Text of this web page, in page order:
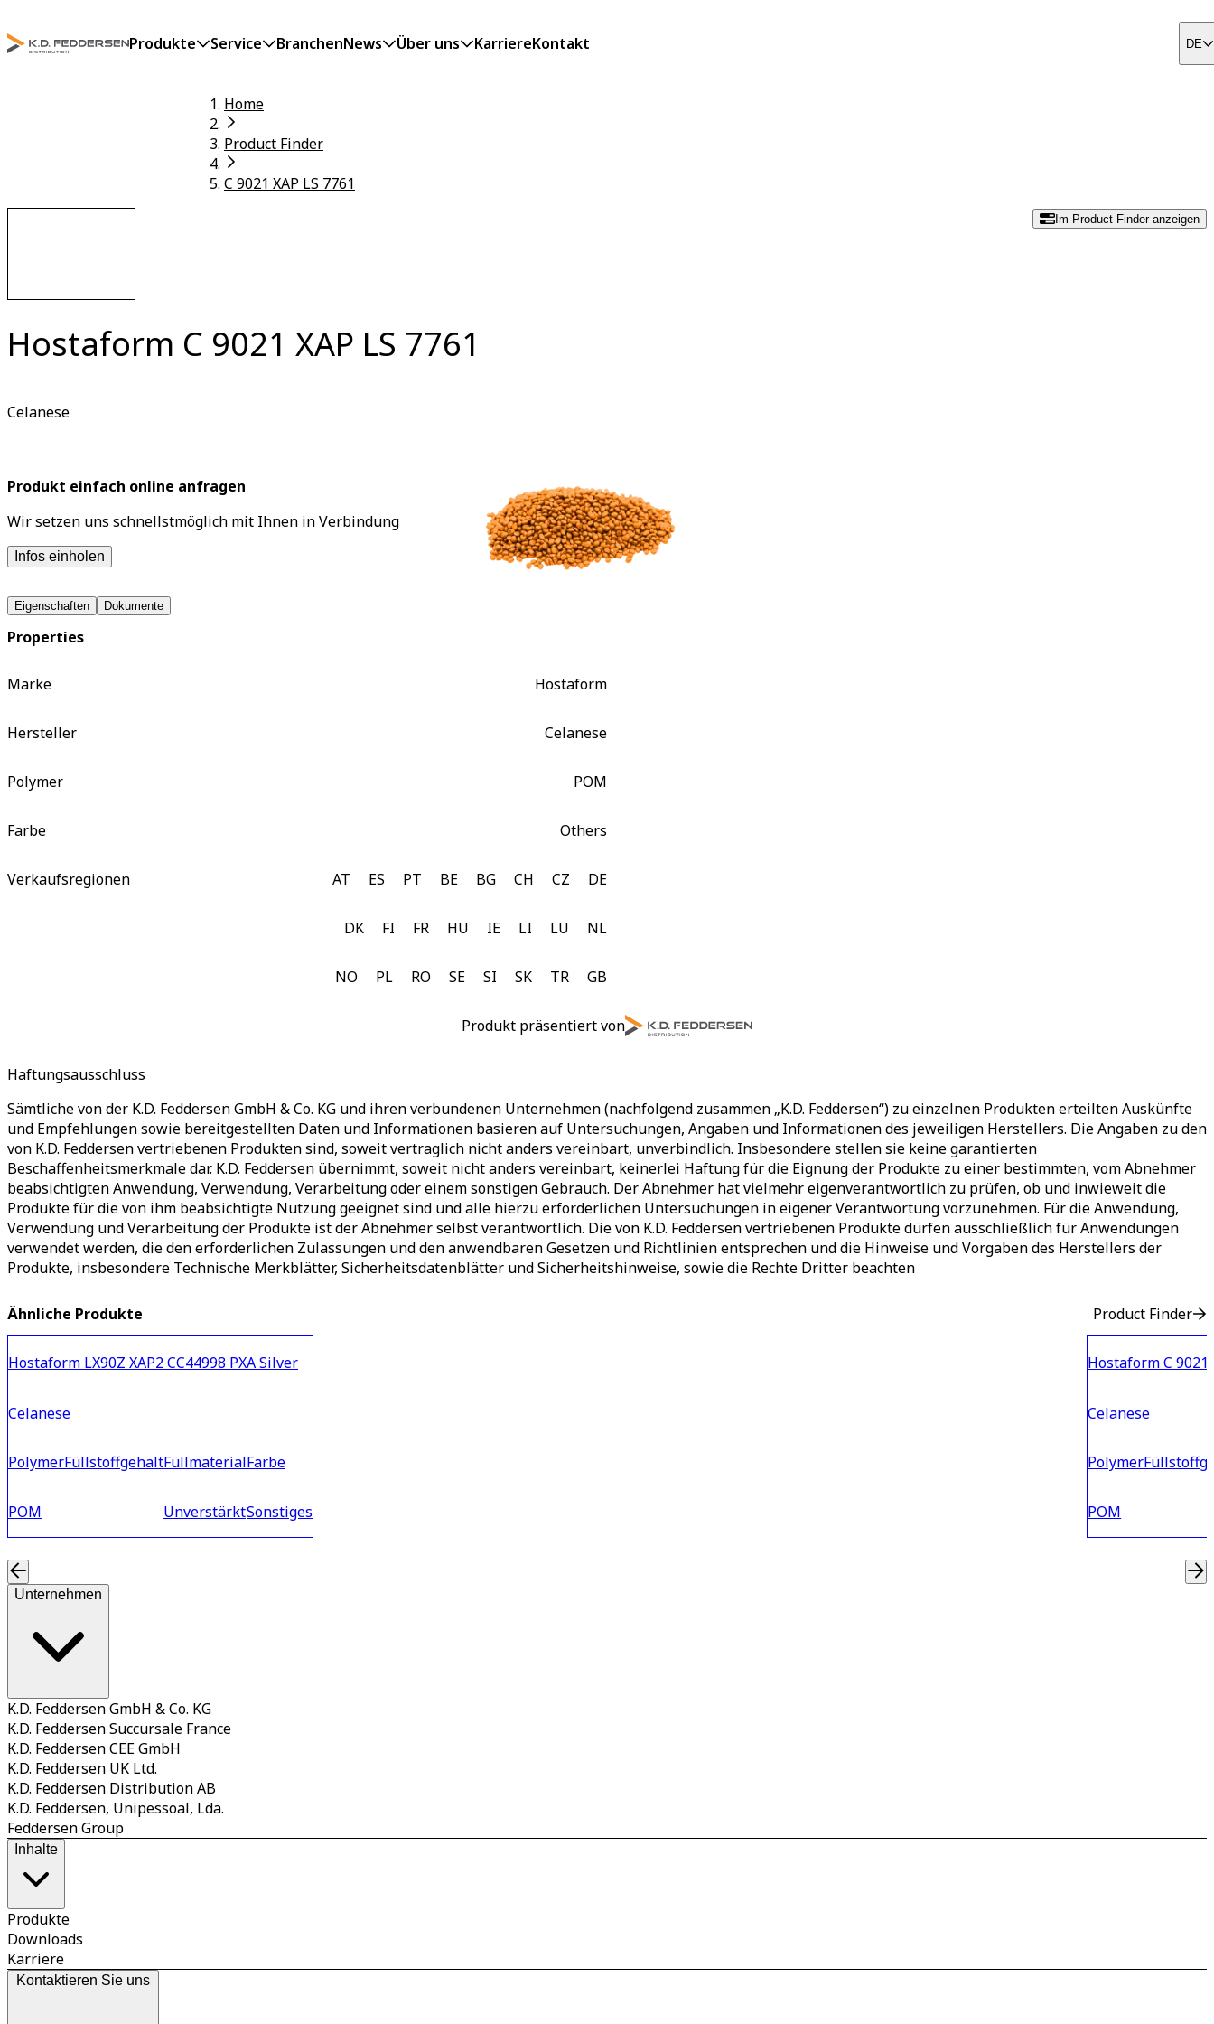
Produkte Service BranchenNews Über uns KarriereKontakt DE
Home
Product Finder
C 9021 XAP LS 7761
Hostaform C 9021 XAP LS 7761
Celanese
Produkt einfach online anfragen
Wir setzen uns schnellstmöglich mit Ihnen in Verbindung
Infos einholen
Im Product Finder anzeigen
Eigenschaften Dokumente
Properties
Marke Hostaform
Hersteller Celanese
Polymer POM
Farbe Others
Verkaufsregionen AT ES PT BE BG CH CZ DE
DK FI FR HU IE LI LU NL
NO PL RO SE SI SK TR GB
Produkt präsentiert von
Haftungsausschluss
Sämtliche von der K.D. Feddersen GmbH & Co. KG und ihren verbundenen Unternehmen (nachfolgend zusammen „K.D. Feddersen“) zu einzelnen Produkten erteilten Auskünfte
und Empfehlungen sowie bereitgestellten Daten und Informationen basieren auf Untersuchungen, Angaben und Informationen des jeweiligen Herstellers. Die Angaben zu den
von K.D. Feddersen vertriebenen Produkten sind, soweit vertraglich nicht anders vereinbart, unverbindlich. Insbesondere stellen sie keine garantierten
Beschaffenheitsmerkmale dar. K.D. Feddersen übernimmt, soweit nicht anders vereinbart, keinerlei Haftung für die Eignung der Produkte zu einer bestimmten, vom Abnehmer
beabsichtigten Anwendung, Verwendung, Verarbeitung oder einem sonstigen Gebrauch. Der Abnehmer hat vielmehr eigenverantwortlich zu prüfen, ob und inwieweit die
Produkte für die von ihm beabsichtigte Nutzung geeignet sind und alle hierzu erforderlichen Untersuchungen in eigener Verantwortung vorzunehmen. Für die Anwendung,
Verwendung und Verarbeitung der Produkte ist der Abnehmer selbst verantwortlich. Die von K.D. Feddersen vertriebenen Produkte dürfen ausschließlich für Anwendungen
verwendet werden, die den erforderlichen Zulassungen und den anwendbaren Gesetzen und Richtlinien entsprechen und die Hinweise und Vorgaben des Herstellers der
Produkte, insbesondere Technische Merkblätter, Sicherheitsdatenblätter und Sicherheitshinweise, sowie die Rechte Dritter beachten
Ähnliche Produkte Product Finder
Hostaform LX90Z XAP2 CC44998 PXA Silver
Celanese
Polymer
POM
FüllstoffgehaltFüllmaterial
Unverstärkt
Farbe
Sonstiges
Hostaform C 9021
Celanese
Polymer
POM
Unternehmen
K.D. Feddersen GmbH & Co. KG
K.D. Feddersen Succursale France
K.D. Feddersen CEE GmbH
K.D. Feddersen UK Ltd.
K.D. Feddersen Distribution AB
K.D. Feddersen, Unipessoal, Lda.
Feddersen Group
Inhalte
Produkte
Downloads
Karriere